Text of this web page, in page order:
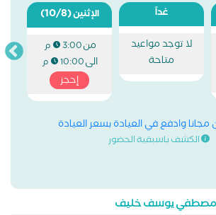
غداً
لا توجد مواعيد
متاحة
الإثنين(10/8)
من3:00 م
الى10:00 م
إحجز
مجانا وادفع في العيادة بسعر العيادة
الكشف باسبقية الحضور
مصطفي يوسف خليف